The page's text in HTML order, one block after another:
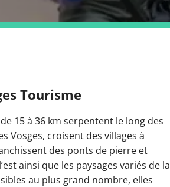
Tourisme
15 à 36 km serpentent le long des
Vosges, croisent des villages à
des ponts de pierre et
ainsi que les paysages variés de la
au plus grand nombre, elles